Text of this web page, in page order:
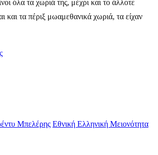
όλα τα χωριά της, μέχρι και το άλλοτε
και τα πέριξ μωαμεθανικά χωριά, τα είχαν
Μπελέρης Εθνική Ελληνική Μειονότητα